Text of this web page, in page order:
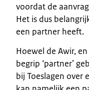
voordat de
Het is dus
een partner heeft.
Hoewel de Awir,
begrip ‘partner’
bij Toeslagen over